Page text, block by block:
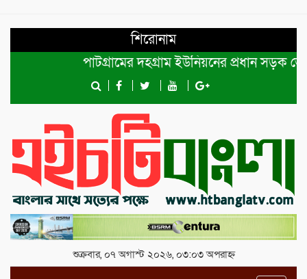
শিরোনাম
পাটগ্রামের দহগ্রাম ইউনিয়নের প্রধান সড়ক ভেঙ্গে
শুক্রবার, ০৭ অগাস্ট ২০২৬, ০৩:০৩ অপরাহ্ন